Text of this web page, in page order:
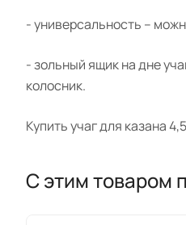
- универсальность –
- зольный ящик на дне
колосник.
Купить учаг для казана
С этим товаром